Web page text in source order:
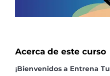
Acerca de este curso
¡Bienvenidos a Entrena